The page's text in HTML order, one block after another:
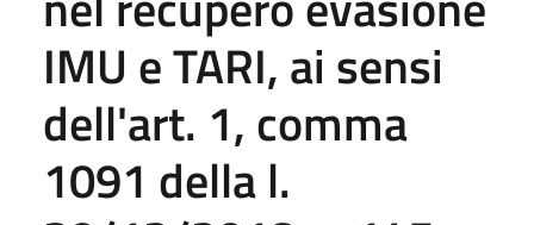
IMU e TARI, ai sensi
dell'art. 1, comma
1091 della l.